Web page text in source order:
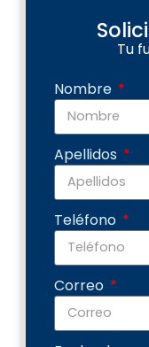
Tu
Nombre
Apellidos
Teléfono
Correo